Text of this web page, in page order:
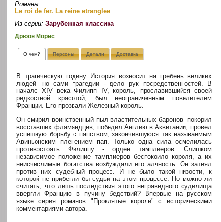
Романы
Le roi de fer. La reine etranglee
Из серии:Зарубежная классика
Дрюон Морис
О чем? Персоны Детали Доставка
В трагическую годину История возносит на гребень великих
людей; но сами трагедии - дело рук посредственностей. В
начале XIV века Филипп IV, король, прославившийся своей
редкостной красотой, был неограниченным повелителем
Франции. Его прозвали Железный король.
Он смирил воинственный пыл властительных баронов, покорил
восставших фламандцев, победил Англию в Аквитании, провел
успешную борьбу с папством, закончившуюся так называемым
Авиньонским пленением пап. Только одна сила осмелилась
противостоять Филиппу - орден тамплиеров. Слишком
независимое положение тамплиеров беспокоило короля, а их
неисчислимые богатства возбуждали его алчность. Он затеял
против них судебный процесс. И не было такой низости, к
которой не прибегли бы судьи на этом процессе. Но можно ли
считать, что лишь последствия этого неправедного судилища
ввергли Францию в пучину бедствий? Впервые на русском
языке серия романов "Проклятые короли" с историческими
комментариями автора.